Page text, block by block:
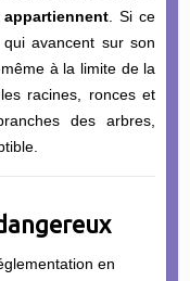
. Si ce
avancent sur son
à la limite de la
racines, ronces et
des arbres,
en